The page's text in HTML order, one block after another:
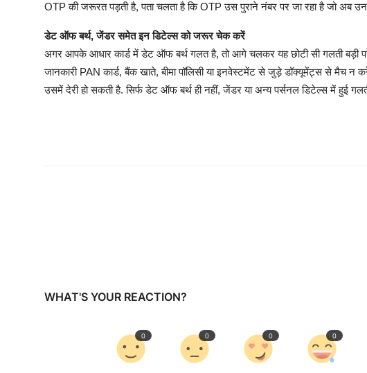
OTP की जरूरत पड़ती है, पता चलता है कि OTP उस पुराने नंबर पर जा रहा है जो अब
डेट ऑफ बर्थ, जेंडर समेत इन डिटेल्स को जरूर चेक करें
अगर आपके आधार कार्ड में डेट ऑफ बर्थ गलत है, तो आगे चलकर यह छोटी सी गलती
जानकारी PAN कार्ड, बैंक खाते, बीमा पॉलिसी या इनवेस्टमेंट से जुड़े डॉक्यूमेंट्स से मैच
उसमें देरी हो सकती है. सिर्फ डेट ऑफ बर्थ ही नहीं, जेंडर या अन्य पर्सनल डिटेल्स में हुई
WHAT'S YOUR REACTION?
0 0 0 0